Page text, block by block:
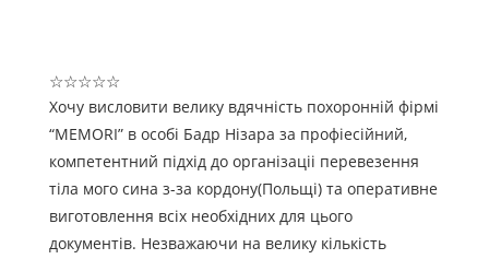
☆☆☆☆☆
Хочу висловити велику вдячність похоронній фірмі
“MEMORI” в особі Бадр Нізара за профіесійний,
компетентний підхід до організаціі перевезення
тіла мого сина з-за кордону(Польщі) та оперативне
виготовлення всіх необхідних для цього
документів. Незважаючи на велику кількість